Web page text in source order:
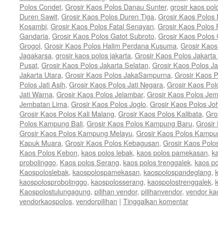
Polos Condet, Grosir Kaos Polos Danau Sunter, grosir kaos
Duren Sawit, Grosir Kaos Polos Duren Tiga, Grosir Kaos Polos
Kosambi, Grosir Kaos Polos Fatal Senayan, Grosir Kaos Polos
Gandaria, Grosir Kaos Polos Gatot Subroto, Grosir Kaos Polos
Grogol, Grosir Kaos Polos Halim Perdana Kusuma, Grosir
Jagakarsa, grosir kaos polos jakarta, Grosir Kaos Polos
Pusat, Grosir Kaos Polos Jakarta Selatan, Grosir Kaos Polos
Jakarta Utara, Grosir Kaos Polos JakaSampurna, Grosir Kaos
Polos Jati Asih, Grosir Kaos Polos Jati Negara, Grosir Kaos
Jati Warna, Grosir Kaos Polos Jelambar, Grosir Kaos Polos
Jembatan Lima, Grosir Kaos Polos Joglo, Grosir Kaos Polos
Grosir Kaos Polos Kali Malang, Grosir Kaos Polos Kalibata,
Polos Kampung Bali, Grosir Kaos Polos Kampung Baru, Grosir
Grosir Kaos Polos Kampung Melayu, Grosir Kaos Polos
Kapuk Muara, Grosir Kaos Polos Kebagusan, Grosir Kaos
Kaos Polos Kebon, kaos polos lebak, kaos polos pamekasan,
probolinggo, Kaos polos Serang, kaos polos trenggalek, kaos
Kaospoloslebak, kaospolospamekasan, kaospolospandeglang,
kaospolosprobolinggo, kaospolosserang, kaospolostrenggalek,
Kaospolostulungagung, pilihan vendor, pilihanvendor, vendor
vendorkaospolos, vendorpilihan | Tinggalkan komentar